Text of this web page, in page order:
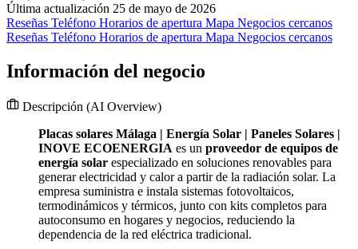
Última actualización 25 de mayo de 2026
Reseñas Teléfono Horarios de apertura Mapa Negocios cercanos
Reseñas Teléfono Horarios de apertura Mapa Negocios cercanos
Información del negocio
Descripción (AI Overview)
Placas solares Málaga | Energía Solar | Paneles Solares |
INOVE ECOENERGIA es un proveedor de equipos de
energía solar especializado en soluciones renovables para
generar electricidad y calor a partir de la radiación solar. La
empresa suministra e instala sistemas fotovoltaicos,
termodinámicos y térmicos, junto con kits completos para
autoconsumo en hogares y negocios, reduciendo la
dependencia de la red eléctrica tradicional.